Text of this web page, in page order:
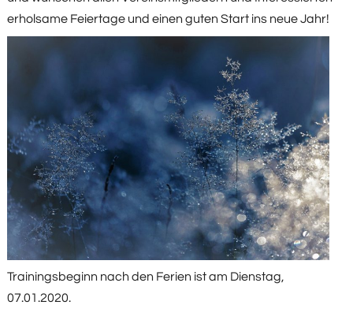
erholsame Feiertage und einen guten Start ins neue Jahr!
Trainingsbeginn nach den Ferien ist am Dienstag,
07.01.2020.